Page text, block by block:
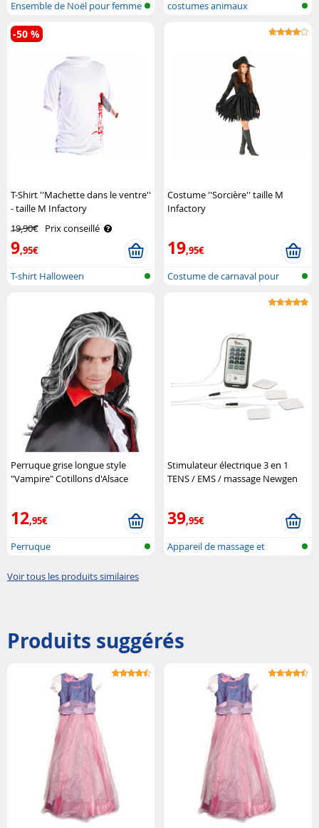
Ensemble de Noël pour femme costumes animaux
T-Shirt ''Machette dans le ventre''
- taille M Infactory
19,90€ Prix conseillé
9,95€
-50 %
T-shirt Halloween
Costume ''Sorcière'' taille M
Infactory
19,95€
Costume de carnaval pour
Perruque grise longue style
"Vampire" Cotillons d'Alsace
12,95€
Perruque
Stimulateur électrique 3 en 1
TENS / EMS / massage Newgen
39,95€
Appareil de massage et
Voir tous les produits similaires
Produits suggérés